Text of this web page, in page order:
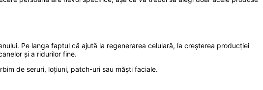
Pe langa faptul că ajută la regenerarea celulară, la creșterea producției
și a ridurilor fine.
de seruri, loțiuni, patch-uri sau măști faciale.